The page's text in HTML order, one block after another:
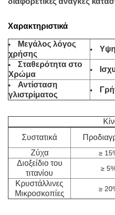
Χαρακτηριστικά
Μεγάλος λόγος
χρήσης
Σταθερότητα στο
Χρώμα
Αντίσταση
γλιστρίματος
Συστατικά
Ζύχα
≥
Διοξείδιο του
τιτανίου
≥
Κρυστάλλινες
Μικροσκοπίες
≥